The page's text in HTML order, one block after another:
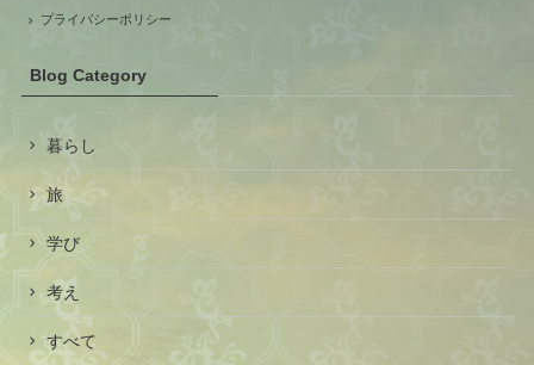
プライバシーポリシー
Blog Category
暮らし
旅
学び
考え
すべて